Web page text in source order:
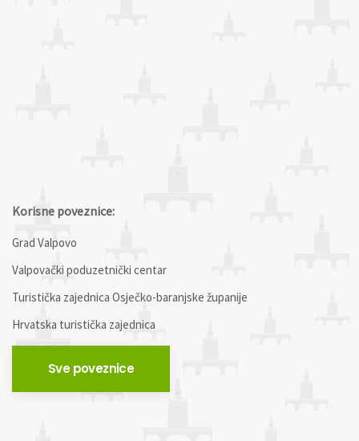
Korisne poveznice:
Grad Valpovo
Valpovački poduzetnički centar
Turistička zajednica Osječko-baranjske županije
Hrvatska turistička zajednica
Sve poveznice